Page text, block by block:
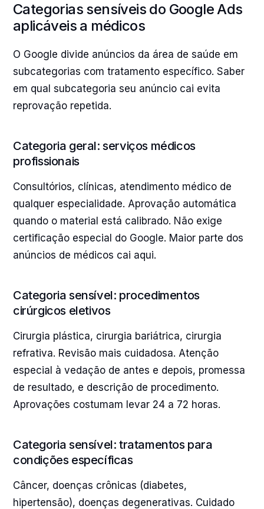
Categorias sensíveis do Google Ads
aplicáveis a médicos
O Google divide anúncios da área de saúde em
subcategorias com tratamento específico. Saber
em qual subcategoria seu anúncio cai evita
reprovação repetida.
Categoria geral: serviços médicos
profissionais
Consultórios, clínicas, atendimento médico de
qualquer especialidade. Aprovação automática
quando o material está calibrado. Não exige
certificação especial do Google. Maior parte dos
anúncios de médicos cai aqui.
Categoria sensível: procedimentos
cirúrgicos eletivos
Cirurgia plástica, cirurgia bariátrica, cirurgia
refrativa. Revisão mais cuidadosa. Atenção
especial à vedação de antes e depois, promessa
de resultado, e descrição de procedimento.
Aprovações costumam levar 24 a 72 horas.
Categoria sensível: tratamentos para
condições específicas
Câncer, doenças crônicas (diabetes,
hipertensão), doenças degenerativas. Cuidado